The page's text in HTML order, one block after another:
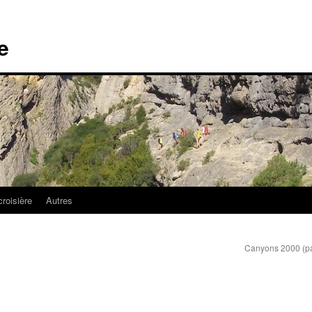
Autres
Canyons 2000